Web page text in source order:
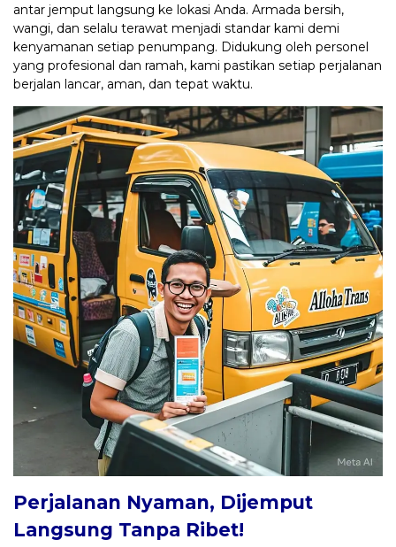
antar jemput langsung ke lokasi Anda. Armada bersih,
wangi, dan selalu terawat menjadi standar kami demi
kenyamanan setiap penumpang. Didukung oleh personel
yang profesional dan ramah, kami pastikan setiap perjalanan
berjalan lancar, aman, dan tepat waktu.
Perjalanan Nyaman, Dijemput
Langsung Tanpa Ribet!